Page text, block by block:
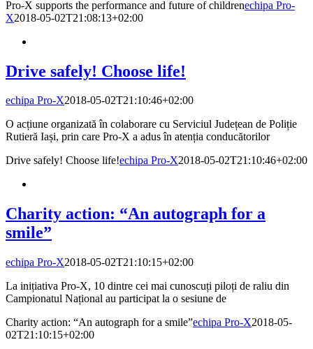
Pro-X supports the performance and future of childrenechipa Pro-
X2018-05-02T21:08:13+02:00
Drive safely! Choose life!
echipa Pro-X2018-05-02T21:10:46+02:00
O acțiune organizată în colaborare cu Serviciul Județean de Poliție
Rutieră Iași, prin care Pro-X a adus în atenția conducătorilor
Drive safely! Choose life!echipa Pro-X2018-05-02T21:10:46+02:00
Charity action: “An autograph for a
smile”
echipa Pro-X2018-05-02T21:10:15+02:00
La inițiativa Pro-X, 10 dintre cei mai cunoscuți piloți de raliu din
Campionatul Național au participat la o sesiune de
Charity action: “An autograph for a smile”echipa Pro-X2018-05-
02T21:10:15+02:00